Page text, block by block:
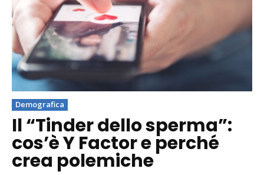
Demografica
Il “Tinder dello sperma”:
cos’è Y Factor e perché
crea polemiche